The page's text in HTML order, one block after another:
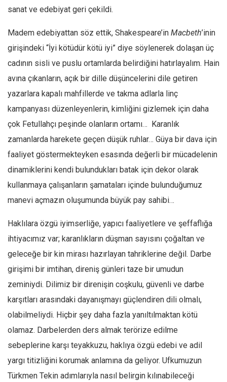
sanat ve edebiyat geri çekildi.
Madem edebiyattan söz ettik, Shakespeare’in Macbeth’inin
girişindeki “İyi kötüdür kötü iyi” diye söylenerek dolaşan üç
cadının sisli ve puslu ortamlarda belirdiğini hatırlayalım. Hain
avına çıkanların, açık bir dille düşüncelerini dile getiren
yazarlara kapalı mahfillerde ve takma adlarla linç
kampanyası düzenleyenlerin, kimliğini gizlemek için daha
çok Fetullahçı peşinde olanların ortamı… Karanlık
zamanlarda harekete geçen düşük ruhlar… Güya bir dava için
faaliyet göstermekteyken esasında değerli bir mücadelenin
dinamiklerini kendi bulundukları batak için dekor olarak
kullanmaya çalışanların şamataları içinde bulunduğumuz
manevi açmazın oluşumunda büyük pay sahibi…
Haklılara özgü iyimserliğe, yapıcı faaliyetlere ve şeffaflığa
ihtiyacımız var; karanlıkların düşman sayısını çoğaltan ve
geleceğe bir kin mirası hazırlayan tahriklerine değil. Darbe
girişimi bir imtihan, direniş günleri taze bir umudun
zeminiydi. Dilimiz bir direnişin coşkulu, güvenli ve darbe
karşıtları arasındaki dayanışmayı güçlendiren dili olmalı,
olabilmeliydi. Hiçbir şey daha fazla yanıltılmaktan kötü
olamaz. Darbelerden ders almak terörize edilme
sebeplerine karşı teyakkuzu, haklıya özgü edebi ve adil
yargı titizliğini korumak anlamına da geliyor. Ufkumuzun
Türkmen Tekin adımlarıyla nasıl belirgin kılınabileceği